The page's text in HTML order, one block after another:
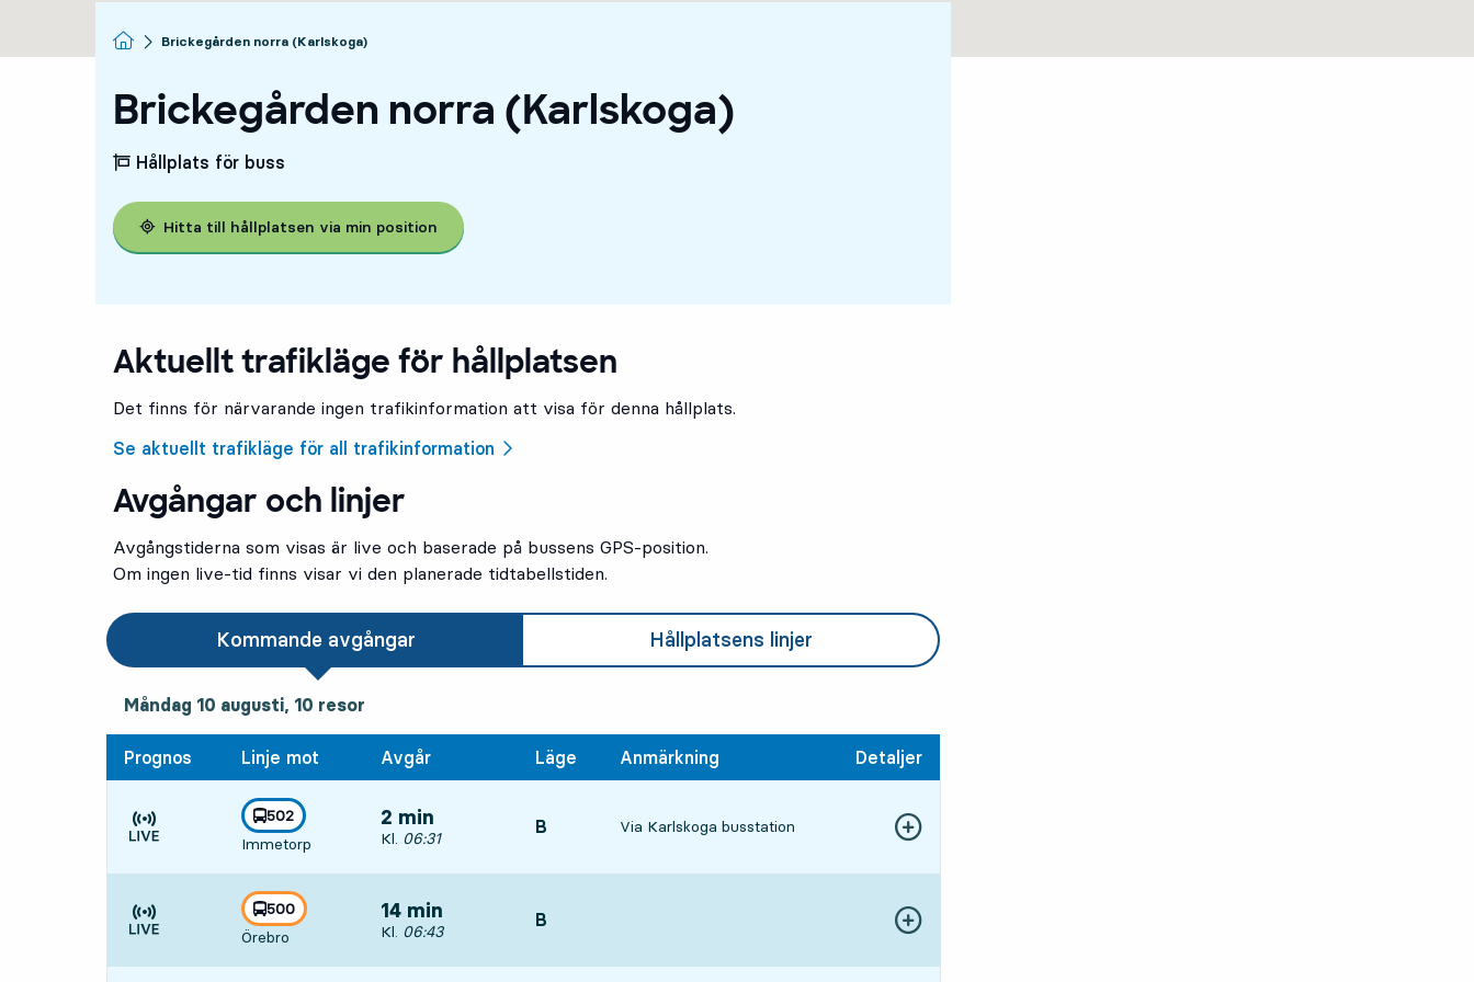
Startsida
Brickegården norra (Karlskoga)
Brickegården norra (Karlskoga)
Hållplats för buss
Hitta till hållplatsen via min position
Aktuellt trafikläge för hållplatsen
Det finns för närvarande ingen trafikinformation att visa för denna hållplats.
Se aktuellt trafikläge för all trafikinformation
Avgångar och linjer
Avgångstiderna som visas är live och baserade på bussens GPS-position.
Om ingen live-tid finns visar vi den planerade tidtabellstiden.
Kommande avgångar Hållplatsens linjer
måndag 10 augusti, 10 resor
Måndag 10 augusti, 10 resor
Prognos Linje mot Avgår Läge Anmärkning Detaljer
Tiden är prognos
linje
502
mot
Immetorp
,
2 min
Avgår, Kl. 06:31, om 2 min
Kl. 06:31
LÄGE,
B Via Karlskoga busstation Visa fler detaljer
Tiden är prognos
linje
500
mot
Örebro
,
14 min
Avgår, Kl. 06:43, om 14 min
Kl. 06:43
LÄGE,
B Visa fler detaljer